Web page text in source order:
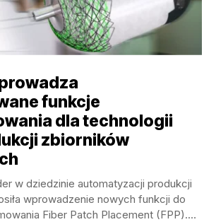
funkcje
dla technologii
zbiorników
w dziedzinie automatyzacji produkcji
wprowadzenie nowych funkcji do
Fiber Patch Placement (FPP).